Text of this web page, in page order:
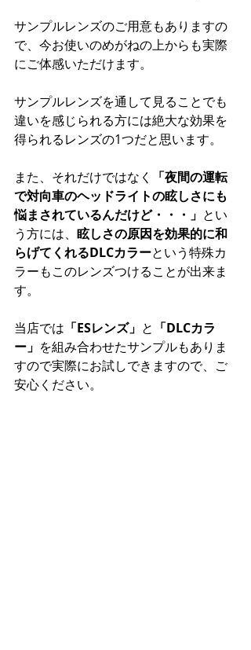
サンプルレンズのご用意もありますの
で、今お使いのめがねの上からも実際
にご体感いただけます。
サンプルレンズを通して見ることでも
違いを感じられる方には絶大な効果を
得られるレンズの1つだと思います。
また、それだけではなく
「夜間の運転
で対向車のヘッドライトの眩しさにも
悩まされているんだけど・・・」 とい
う方には、 眩しさの原因を効果的に和
らげてくれるDLCカラーという特殊カ
ラーもこのレンズつけることが出来ま
す。
当店では 「ESレンズ」 と 「DLCカラ
ー」 を組み合わせたサンプルもありま
すので実際にお試しできますので、ご
安心ください。